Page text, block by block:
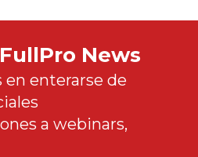
News
en enterarse de
a webinars,